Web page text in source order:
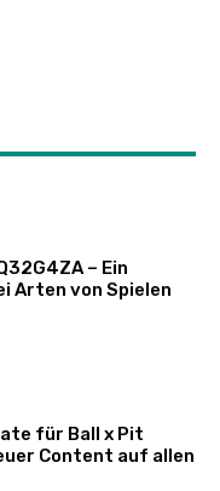
– Ein
Arten von Spielen
für Ball x Pit
Content auf allen